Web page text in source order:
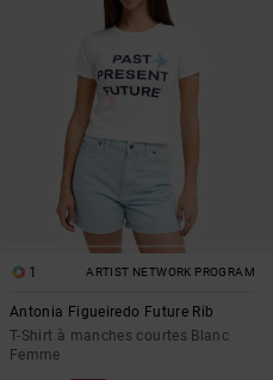
1 ARTIST NETWORK PROGRAM
Antonia Figueiredo Future Rib
T-Shirt à manches courtes Blanc
Femme